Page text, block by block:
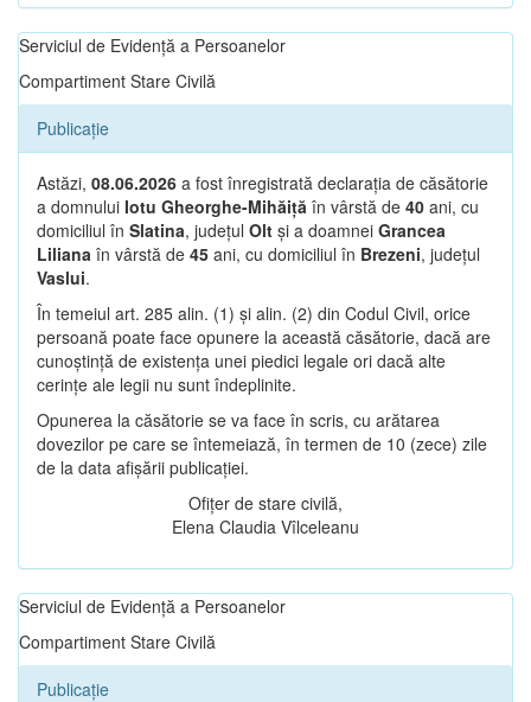
Serviciul de Evidență a Persoanelor
Compartiment Stare Civilă
Publicație
Astăzi, 08.06.2026 a fost înregistrată declarația de căsătorie
a domnului Iotu Gheorghe-Mihăiță în vârstă de 40 ani, cu
domiciliul în Slatina, județul Olt și a doamnei Grancea
Liliana în vârstă de 45 ani, cu domiciliul în Brezeni, județul
Vaslui.
În temeiul art. 285 alin. (1) și alin. (2) din Codul Civil, orice
persoană poate face opunere la această căsătorie, dacă are
cunoștință de existența unei piedici legale ori dacă alte
cerințe ale legii nu sunt îndeplinite.
Opunerea la căsătorie se va face în scris, cu arătarea
dovezilor pe care se întemeiază, în termen de 10 (zece) zile
de la data afișării publicației.
Ofițer de stare civilă,
Elena Claudia Vîlceleanu
Serviciul de Evidență a Persoanelor
Compartiment Stare Civilă
Publicație